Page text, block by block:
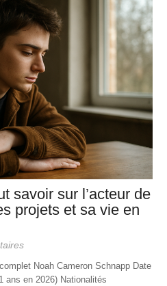
savoir sur l’acteur de
projets et sa vie en
Noah Cameron Schnapp Date
ans en 2026) Nationalités